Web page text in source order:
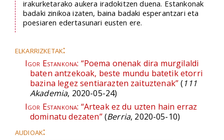
irakurketarako aukera iradokitzen duena. Estankonak
badaki zinikoa izaten, baina badaki esperantzari eta
poesiaren edertasunari eusten ere.
elkarrizketak:
Igor Estankona: “Poema onenak dira murgilaldi
baten antzekoak, beste mundu batetik etorri
bazina legez sentiarazten zaituztenak”(111
Akademia, 2020-05-24)
Igor Estankona: “Arteak ez du uzten hain erraz
dominatu dezaten”(Berria, 2020-05-10)
audioak: